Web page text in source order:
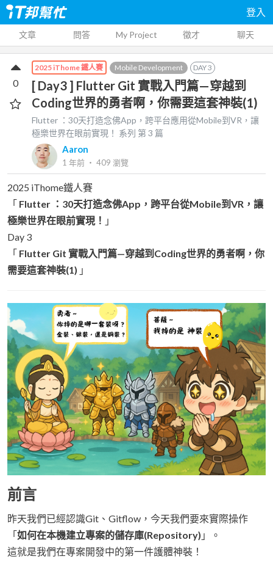
登入
文章 問答 My Project 徵才 聊天
2025 iThome 鐵人賽 Mobile Development DAY3
[ Day3 ] Flutter Git 實戰入門篇—穿越到
Coding世界的勇者啊，你需要這套神裝(1)
Flutter ：30天打造念佛App，跨平台應用從Mobile到VR，讓
極樂世界在眼前實現！ 系列 第3 篇
Aaron
1 年前 ‧ 409 瀏覽
0
2025 iThome鐵人賽
「 Flutter ：30天打造念佛App，跨平台從Mobile到VR，讓
極樂世界在眼前實現！ 」
Day 3
「 Flutter Git 實戰入門篇—穿越到Coding世界的勇者啊，你
需要這套神裝(1) 」
前言
昨天我們已經認識Git、Gitflow，今天我們要來實際操作
「如何在本機建立專案的儲存庫(Repository) 」。
這就是我們在專案開發中的第一件護體神裝！